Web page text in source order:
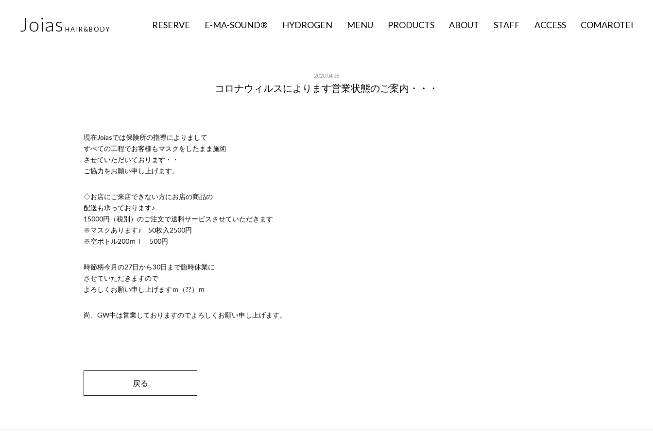
Joias HAIR&BODY RESERVE E-MA-SOUND® HYDROGEN MENU PRODUCTS ABOUT STAFF ACCESS COMAROTEI
2020.04.26
コロナウィルスによります営業状態のご案内・・・
現在Joiasでは保険所の指導によりまして
すべての工程でお客様もマスクをしたまま施術
させていただいております・・
ご協力をお願い申し上げます。
◇お店にご来店できない方にお店の商品の
配送も承っております♪
15000円（税別）のご注文で送料サービスさせていただきます
※マスクあります♪ 50枚入2500円
※空ボトル200ｍｌ 500円
時節柄今月の27日から30日まで臨時休業に
させていただきますので
よろしくお願い申し上げますｍ（??）ｍ
尚、GW中は営業しておりますのでよろしくお願い申し上げます。
戻る